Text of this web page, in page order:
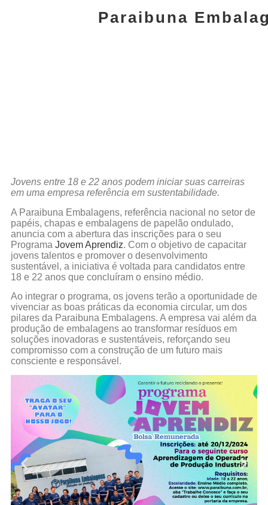
Paraibuna
Jovens entre 18 e 22 anos podem iniciar suas carreiras
em uma empresa referência em sustentabilidade.
A Paraibuna Embalagens, referência nacional no setor de
papéis, chapas e embalagens de papelão ondulado,
anuncia com a abertura das inscrições para o seu
Programa Jovem Aprendiz. Com o objetivo de capacitar
jovens talentos e promover o desenvolvimento
sustentável, a iniciativa é voltada para candidatos entre
18 e 22 anos que concluíram o ensino médio.
Ao integrar o programa, os jovens terão a oportunidade de
vivenciar as boas práticas da economia circular, um dos
pilares da Paraibuna Embalagens. A empresa vai além da
produção de embalagens ao transformar resíduos em
soluções inovadoras e sustentáveis, reforçando seu
compromisso com a construção de um futuro mais
consciente e responsável.